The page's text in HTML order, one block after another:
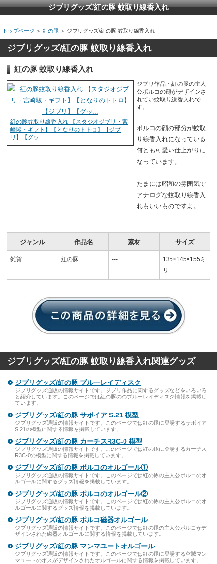
ジブリグッズ/紅の豚 蚊取り線香入れ
トップページ ＞ 紅の豚 ＞ ジブリグッズ/紅の豚 蚊取り線香入れ
ジブリグッズ/紅の豚 蚊取り線香入れ
紅の豚 蚊取り線香入れ
紅の豚蚊取り線香入れ 【スタジオジブリ・宮
崎駿・ギフト】【となりのトトロ】【ジブ
リ】【グッ...
ジブリ作品・紅の豚の主人
公ポルコの顔がデザインさ
れてい蚊取り線香入れで
す。
ポルコの顔の部分が蚊取
り線香入れになっている
何とも可愛い仕上がりに
なっています。
たまには昭和の雰囲気で
アナログな蚊取り線香入
れもいいものですよ。
ジャンル 作品名 素材 サイズ
雑貨 紅の豚 ---
135×145×155ミ
リ
ジブリグッズ/紅の豚 蚊取り線香入れ関連グッズ
ジブリグッズ/紅の豚 ブルーレイディスク
ジブリグッズ通販の情報サイトです。ジブリ作品に関するグッズなどをいろいろ
と紹介しています。このページでは紅の豚ののブルーレイディスク情報を掲載し
ています。
ジブリグッズ/紅の豚 サボイア S.21 模型
ジブリグッズ通販の情報サイトです。このページでは紅の豚に登場するサボイア
S.21の模型に関する情報を掲載しています。
ジブリグッズ/紅の豚 カーチスR3C-0 模型
ジブリグッズ通販の情報サイトです。このページでは紅の豚に登場するカーチス
R3C-0の模型に関する情報を掲載しています。
ジブリグッズ/紅の豚 ポルコのオルゴール①
ジブリグッズ通販の情報サイトです。このページでは紅の豚の主人公ポルコのオ
ルゴールに関するグッズ情報を掲載しています。
ジブリグッズ/紅の豚 ポルコのオルゴール②
ジブリグッズ通販の情報サイトです。このページでは紅の豚の主人公ポルコのオ
ルゴールに関するグッズ情報を掲載しています。
ジブリグッズ/紅の豚 ポルコ磁器オルゴール
ジブリグッズ通販の情報サイトです。このページでは紅の豚の主人公ポルコがデ
ザインされた磁器オルゴールに関する情報を掲載しています。
ジブリグッズ/紅の豚 マンマユートオルゴール
ジブリグッズ通販の情報サイトです。このページでは紅の豚に登場する空賊マン
マユートのボスがデザインされたオルゴールに関する情報を掲載しています。